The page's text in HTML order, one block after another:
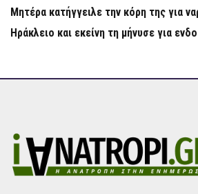
Μητέρα κατήγγειλε την κόρη της για
Ηράκλειο και εκείνη τη μήνυσε για